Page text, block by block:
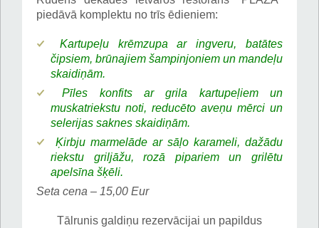
piedāvā komplektu no trīs ēdieniem:
Kartupeļu krēmzupa ar ingveru, batātes
čipsiem, brūnajiem šampinjoniem un mandeļu
skaidiņām.
Pīles konfits ar grila kartupeļiem un
muskatriekstu noti, reducēto aveņu mērci un
selerijas saknes skaidiņām.
Ķirbju marmelāde ar sāļo karameli, dažādu
riekstu griljāžu, rozā pipariem un grilētu
apelsīna šķēli.
Seta cena – 15,00 Eur
Tālrunis galdiņu rezervācijai un papildus